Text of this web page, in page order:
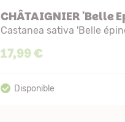
CHÂTAIGNIER 'Belle
Castanea sativa 'Belle
17,99 €